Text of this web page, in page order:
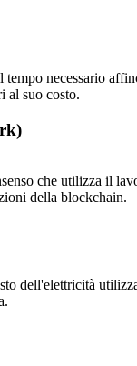
necessario
al suo costo.
che utilizza il
della blockchain.
dell'elettricità